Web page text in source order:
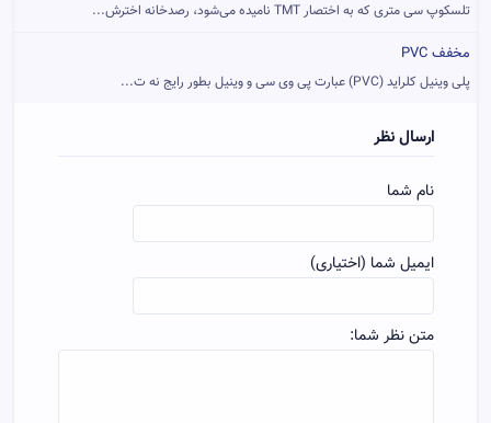
تلسکوپ سی متری که به اختصار TMT نامیده می‌شود، رصدخانه اخترش...
مخفف PVC
پلی وینیل کلراید (PVC) عبارت پی وی سی و وینیل بطور رایج نه ت...
ارسال نظر
نام شما
ایمیل شما (اختیاری)
متن نظر شما: